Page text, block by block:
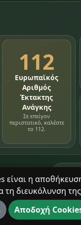
η
τη διευκόλυνση
Αποδοχή
112
Ευρωπαϊκός
Αριθμός
Έκτακτης
Ανάγκης
Σε επείγον
περιστατικό, καλέστε
το 112.
76
και τους